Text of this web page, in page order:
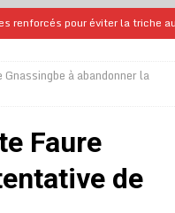
renforcés pour éviter la triche
confirme sa présence à la fête
de loterie gagnant que son
Oti-Sud enregistre 99% de
à abandonner la
Faure
de